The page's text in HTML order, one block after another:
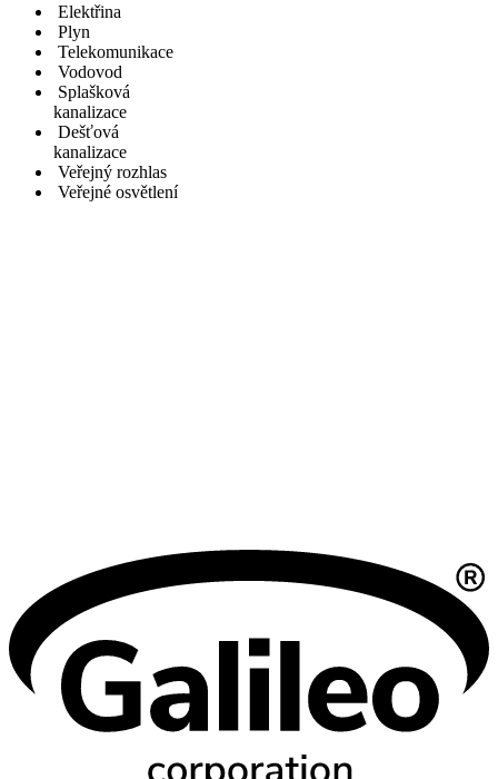
Elektřina
Plyn
Telekomunikace
Vodovod
Splašková
kanalizace
Dešťová
kanalizace
Veřejný rozhlas
Veřejné osvětlení